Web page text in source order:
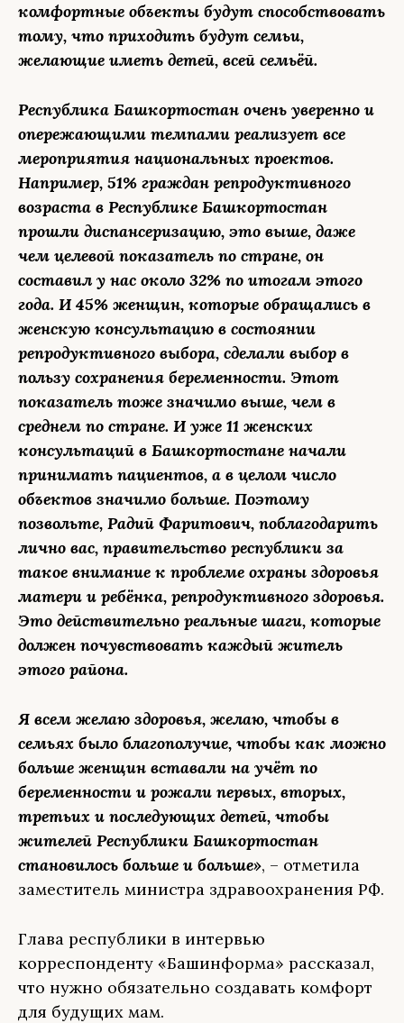
комфортные объекты будут способствовать
тому, что приходить будут семьи,
желающие иметь детей, всей семьёй.
Республика Башкортостан очень уверенно и
опережающими темпами реализует все
мероприятия национальных проектов.
Например, 51% граждан репродуктивного
возраста в Республике Башкортостан
прошли диспансеризацию, это выше, даже
чем целевой показатель по стране, он
составил у нас около 32% по итогам этого
года. И 45% женщин, которые обращались в
женскую консультацию в состоянии
репродуктивного выбора, сделали выбор в
пользу сохранения беременности. Этот
показатель тоже значимо выше, чем в
среднем по стране. И уже 11 женских
консультаций в Башкортостане начали
принимать пациентов, а в целом число
объектов значимо больше. Поэтому
позвольте, Радий Фаритович, поблагодарить
лично вас, правительство республики за
такое внимание к проблеме охраны здоровья
матери и ребёнка, репродуктивного здоровья.
Это действительно реальные шаги, которые
должен почувствовать каждый житель
этого района.
Я всем желаю здоровья, желаю, чтобы в
семьях было благополучие, чтобы как можно
больше женщин вставали на учёт по
беременности и рожали первых, вторых,
третьих и последующих детей, чтобы
жителей Республики Башкортостан
становилось больше и больше», – отметила
заместитель министра здравоохранения РФ.
Глава республики в интервью
корреспонденту «Башинформа» рассказал,
что нужно обязательно создавать комфорт
для будущих мам.